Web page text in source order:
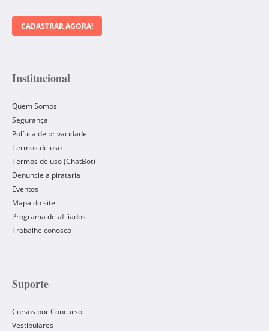
CADASTRAR AGORA!
Institucional
Quem Somos
Segurança
Política de privacidade
Termos de uso
Termos de uso (ChatBot)
Denuncie a pirataria
Eventos
Mapa do site
Programa de afiliados
Trabalhe conosco
Suporte
Cursos por Concurso
Vestibulares